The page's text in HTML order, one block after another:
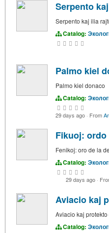
Serpento
Serpento kaj ilia
Catalog:
Palmo kiel
Palmo kiel donaco
Catalog:
29 days ago · From
Fikuoj: ordo
Fenikoj: oro de la
Catalog:
29 days ago ·
Aviacio kaj
Aviacio kaj
Catalog: